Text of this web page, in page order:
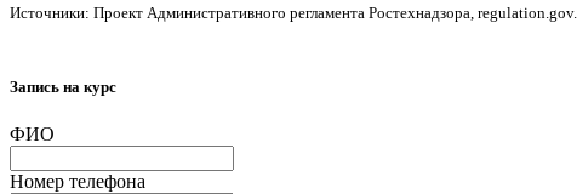
Источники: Проект Административного регламента Ростехнадзора,
Запись на курс
ФИО
Номер телефона